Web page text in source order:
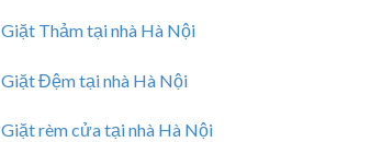
Giặt Thảm tại nhà Hà Nội
Giặt Đệm tại nhà Hà Nội
Giặt rèm cửa tại nhà Hà Nội